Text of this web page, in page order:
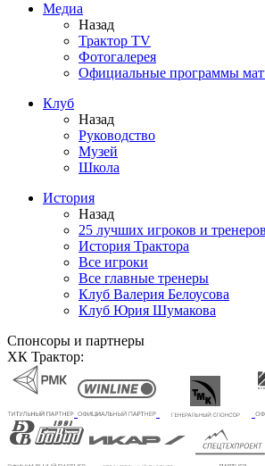
Медиа
Назад
Трактор TV
Фотогалерея
Официальные программы
Клуб
Назад
Руководство
Музей
Школа
История
Назад
25 лучших игроков и
История Трактора
Все игроки
Все главные тренеры
Клуб Валерия Белоусова
Клуб Юрия Шумакова
Спонсоры и партнеры
ХК Трактор: